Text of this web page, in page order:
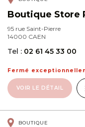
Boutique Store
95 rue Saint-Pierre
14000 CAEN
Tel : 02 61 45 33 00
Fermé
VOIR LE DÉTAIL
BOUTIQUE